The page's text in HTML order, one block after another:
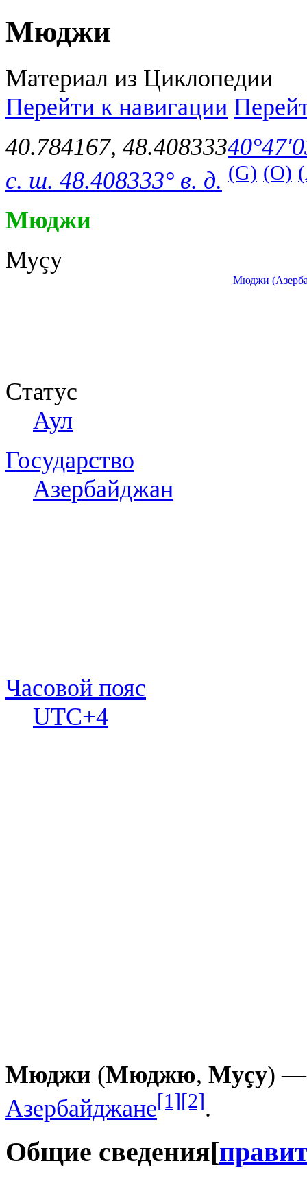
Мюджи
Материал из Циклопедии
Перейти к навигации
40.784167, 48.408333
с. ш. 48.408333° в. д. (G) (O)
Мюджи
Муçу
Мюджи
Статус
Аул
Государство
Азербайджан
Часовой пояс
UTC+4
Мюджи (Мюджю, Муçу) —
Азербайджане[1][2].
Общие сведения[